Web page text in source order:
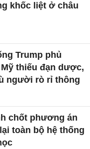
khốc liệt ở châu
Trump phủ
thiếu đạn dược,
người rò rỉ thông
chốt phương án
toàn bộ hệ thống